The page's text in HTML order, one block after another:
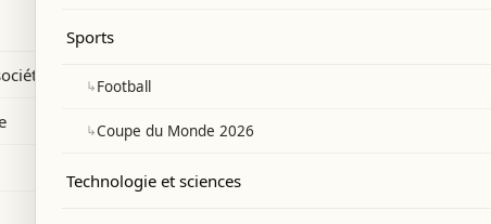
le-feu au Liban.
Sports
↳Football
↳Coupe du Monde 2026
Technologie et sciences